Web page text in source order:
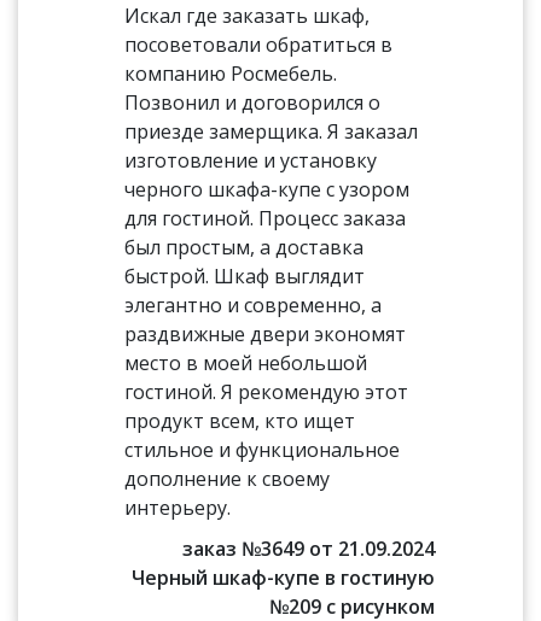
Искал где заказать шкаф,
посоветовали обратиться в
компанию Росмебель.
Позвонил и договорился о
приезде замерщика. Я заказал
изготовление и установку
черного шкафа-купе с узором
для гостиной. Процесс заказа
был простым, а доставка
быстрой. Шкаф выглядит
элегантно и современно, а
раздвижные двери экономят
место в моей небольшой
гостиной. Я рекомендую этот
продукт всем, кто ищет
стильное и функциональное
дополнение к своему
интерьеру.
заказ №3649 от 21.09.2024
Черный шкаф-купе в гостиную
№209 с рисунком